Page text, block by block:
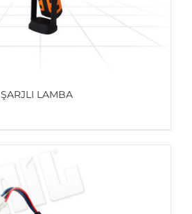
AYRINTILAR
ŞARJLI LAMBA